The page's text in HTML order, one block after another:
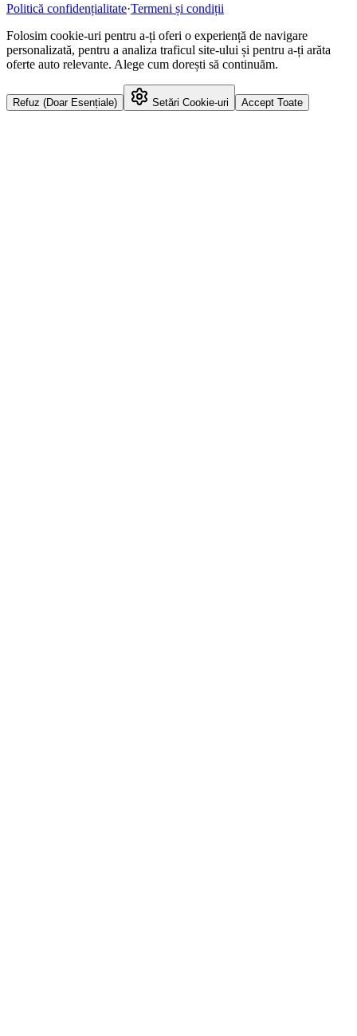
Politică confidențialitate·Termeni și condiții
Folosim cookie-uri pentru a-ți oferi o experiență de navigare
personalizată, pentru a analiza traficul site-ului și pentru a-ți arăta
oferte auto relevante. Alege cum dorești să continuăm.
Refuz (Doar Esențiale) Setări Cookie-uri Accept Toate